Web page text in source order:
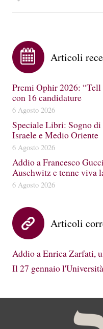
Articoli
Premi Ophir 2026:
con 16 candidature
6 Agosto 2026
Speciale Libri: Sogno
Israele e Medio Oriente
6 Agosto 2026
Addio a Francesco
Auschwitz e tenne viva
6 Agosto 2026
Articoli
Addio a Enrica Zarfati,
Il 27 gennaio